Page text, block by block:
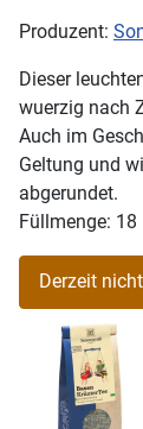
Produzent:
Dieser
wuerzig nach
Auch im
Geltung und
abgerundet.
Füllmenge: 18